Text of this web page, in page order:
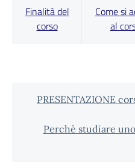
Finalità del
corso
Come si
al
PRESENTAZIONE
Perchè studiare